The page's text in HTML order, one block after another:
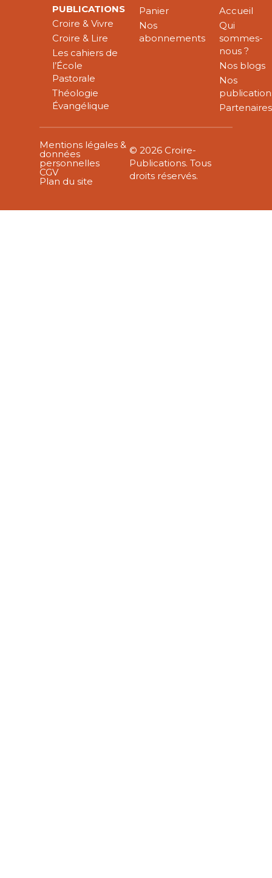
PUBLICATIONS
Croire & Vivre
Croire & Lire
Les cahiers de
l’École
Pastorale
Théologie
Évangélique
Panier
Nos
abonnements
Accueil
Qui
sommes-
nous ?
Nos blogs
Nos
Partenaires
Mentions légales &
données
personnelles
CGV
Plan du site
© 2026 Croire-
Publications. Tous
droits réservés.